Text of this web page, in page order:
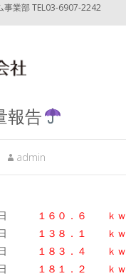
事業部 TEL03-6907-2242
報告
admin
１６０．６ ｋｗ
８日
１３８．１ ｋｗ
１８３ ．４ ｋｗ
１８１．２ ｋｗ